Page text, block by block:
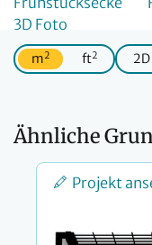
m2 ft2 2D
Ähnliche
Projekt